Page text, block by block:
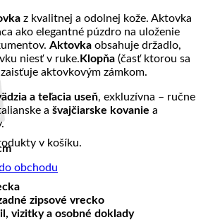
v košíku.
obchodu
z kvalitnej a odolnej kože. Aktovka
ako elegantné púzdro na uloženie
Aktovka obsahuje držadlo,
niesť v ruke. Klopňa (časť ktorou sa
aktovkovým zámkom.
a teľacia useň, exkluzívna – ručne
a švajčiarske kovanie a
zipsové vrecko
vizitky a osobné doklady